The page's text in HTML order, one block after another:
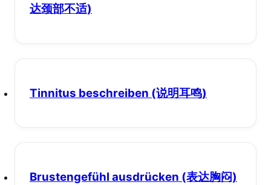
达颈部不适)
Tinnitus beschreiben (说明耳鸣)
Brustengefühl ausdrücken (表达胸闷)